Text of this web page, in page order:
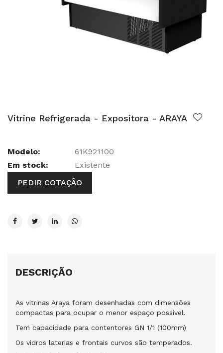
Vitrine Refrigerada - Expositora - ARAYA
Modelo:
61K921100
Em stock:
Existente
PEDIR COTAÇÃO
DESCRIÇÃO
As vitrinas Araya foram desenhadas com dimensões
compactas para ocupar o menor espaço possível.
Tem capacidade para contentores GN 1/1 (100mm)
Os vidros laterias e frontais curvos são temperados.